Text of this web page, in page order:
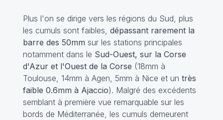
Plus l'on se dirige vers les régions du Sud, plus
les cumuls sont faibles, dépassant rarement la
barre des 50mm sur les stations principales
notamment dans le Sud-Ouest, sur la Corse
d'Azur et l'Ouest de la Corse (18mm à
Toulouse, 14mm à Agen, 5mm à Nice et un très
faible 0.6mm à Ajaccio). Malgré des excédents
semblant à première vue remarquable sur les
bords de Méditerranée, les cumuls demeurent